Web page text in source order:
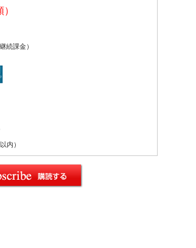
続課金）
内）